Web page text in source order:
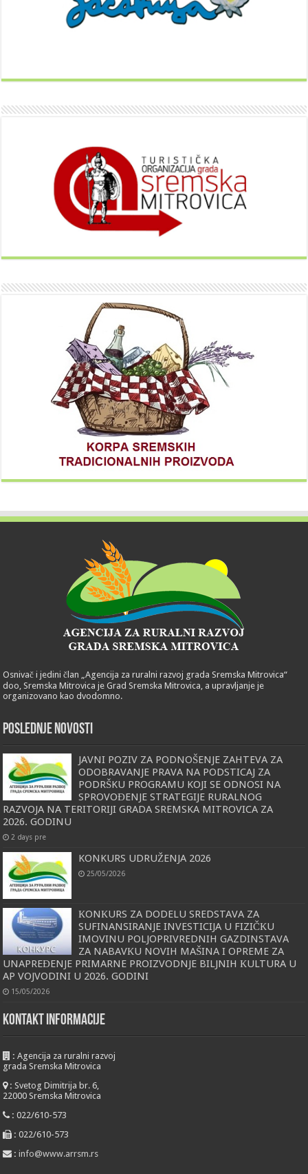
Osnivač i jedini član „Agencija za ruralni razvoj grada Sremska Mitrovica“
doo, Sremska Mitrovica je Grad Sremska Mitrovica, a upravljanje je
organizovano kao dvodomno.
POSLEDNJE NOVOSTI
JAVNI POZIV ZA PODNOŠENJE ZAHTEVA ZA
ODOBRAVANJE PRAVA NA PODSTICAJ ZA
PODRŠKU PROGRAMU KOJI SE ODNOSI NA
SPROVOĐENJE STRATEGIJE RURALNOG
RAZVOJA NA TERITORIJI GRADA SREMSKA MITROVICA ZA
2026. GODINU
2 days pre
KONKURS UDRUŽENJA 2026
25/05/2026
КONКURS ZA DODELU SREDSTAVA ZA
SUFINANSIRANJE INVESTICIJA U FIZIČКU
IMOVINU POLJOPRIVREDNIH GAZDINSTAVA
ZA NABAVКU NOVIH MAŠINA I OPREME ZA
UNAPREĐENJE PRIMARNE PROIZVODNJE BILJNIH КULTURA U
AP VOJVODINI U 2026. GODINI
15/05/2026
KONTAKT INFORMACIJE
:Agencija za ruralni razvoj
grada Sremska Mitrovica
: Svetog Dimitrija br. 6,
22000 Sremska Mitrovica
:022/610-573
:022/610-573
: info@www.arrsm.rs